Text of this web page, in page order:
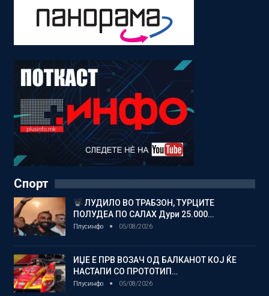
Спорт
ЛУДИЛО ВО ТРАБЗОН, ТУРЦИТЕ
ПОЛУДЕА ПО САЛАХ Дури 25.000…
Плусинфо 05/08/2026
ИЏЕ Е ПРВ ВОЗАЧ ОД БАЛКАНОТ КОЈ ЌЕ
НАСТАПИ СО ПРОТОТИП…
Плусинфо 05/08/2026